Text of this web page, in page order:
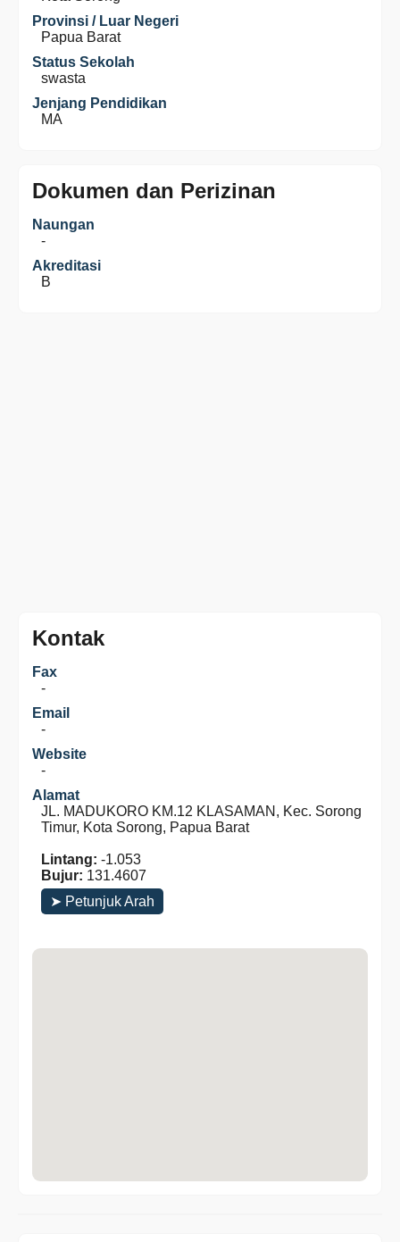
Provinsi / Luar Negeri
Papua Barat
Status Sekolah
swasta
Jenjang Pendidikan
MA
Dokumen dan Perizinan
Naungan
-
Akreditasi
B
Kontak
Fax
-
Email
-
Website
-
Alamat
JL. MADUKORO KM.12 KLASAMAN, Kec. Sorong
Timur, Kota Sorong, Papua Barat
Lintang: -1.053
Bujur: 131.4607
➤ Petunjuk Arah